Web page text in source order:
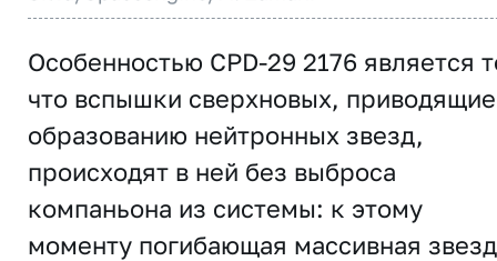
Особенностью CPD-29 2176 является
что вспышки сверхновых,
образованию нейтронных звезд,
происходят в ней без выброса
компаньона из системы: к этому
моменту погибающая массивная